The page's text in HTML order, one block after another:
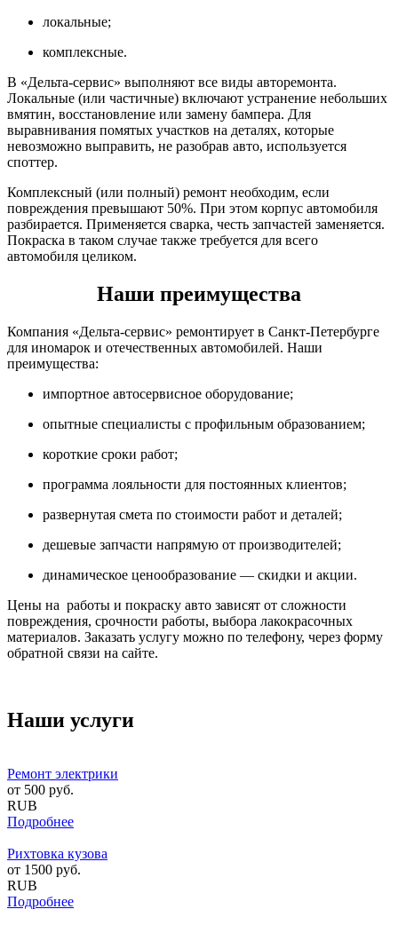
локальные;
комплексные.
В «Дельта-сервис» выполняют все виды авторемонта.
Локальные (или частичные) включают устранение небольших
вмятин, восстановление или замену бампера. Для
выравнивания помятых участков на деталях, которые
невозможно выправить, не разобрав авто, используется
споттер.
Комплексный (или полный) ремонт необходим, если
повреждения превышают 50%. При этом корпус автомобиля
разбирается. Применяется сварка, честь запчастей заменяется.
Покраска в таком случае также требуется для всего
автомобиля целиком.
Наши преимущества
Компания «Дельта-сервис» ремонтирует в Санкт-Петербурге
для иномарок и отечественных автомобилей. Наши
преимущества:
импортное автосервисное оборудование;
опытные специалисты с профильным образованием;
короткие сроки работ;
программа лояльности для постоянных клиентов;
развернутая смета по стоимости работ и деталей;
дешевые запчасти напрямую от производителей;
динамическое ценообразование — скидки и акции.
Цены на работы и покраску авто зависят от сложности
повреждения, срочности работы, выбора лакокрасочных
материалов. Заказать услугу можно по телефону, через форму
обратной связи на сайте.
Наши услуги
Ремонт электрики
от 500 руб.
RUB
Подробнее
Рихтовка кузова
от 1500 руб.
RUB
Подробнее